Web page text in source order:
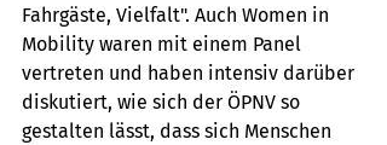
Fahrgäste, Vielfalt". Auch Women in
Mobility waren mit einem Panel
vertreten und haben intensiv darüber
diskutiert, wie sich der ÖPNV so
gestalten lässt, dass sich Menschen